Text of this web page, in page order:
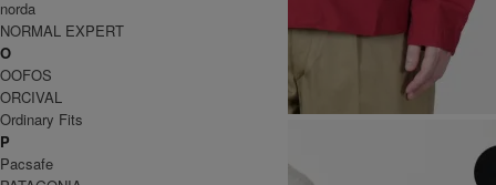
norda
NORMAL EXPERT
O
OOFOS
ORCIVAL
Ordinary Fits
P
Pacsafe